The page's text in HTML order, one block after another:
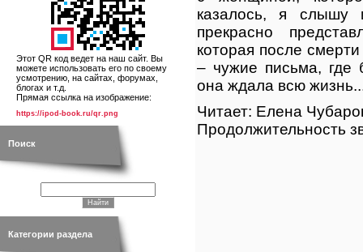
Этот QR код ведет на наш сайт. Вы
можете использовать его по своему
усмотрению, на сайтах, форумах,
блогах и т.д.
Прямая ссылка на изображение:
https://ipod-book.ru/qr.png
Поиск
Категории раздела
казалось, я
прекрасно
которая после
– чужие письма, где
она ждала всю
Читает: Елена
Продолжительность